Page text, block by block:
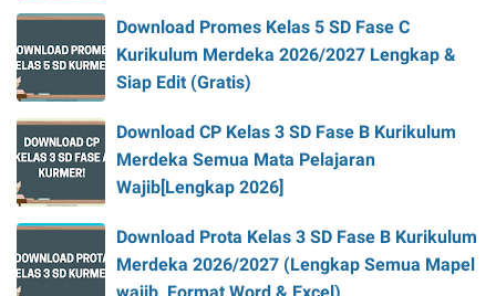
Download Promes Kelas 5 SD Fase C
Kurikulum Merdeka 2026/2027 Lengkap &
Siap Edit (Gratis)
Download CP Kelas 3 SD Fase B Kurikulum
Merdeka Semua Mata Pelajaran
Wajib[Lengkap 2026]
Download Prota Kelas 3 SD Fase B Kurikulum
Merdeka 2026/2027 (Lengkap Semua Mapel